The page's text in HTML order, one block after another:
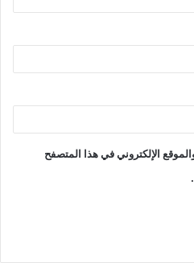
الإلكتروني في هذا المتصفح